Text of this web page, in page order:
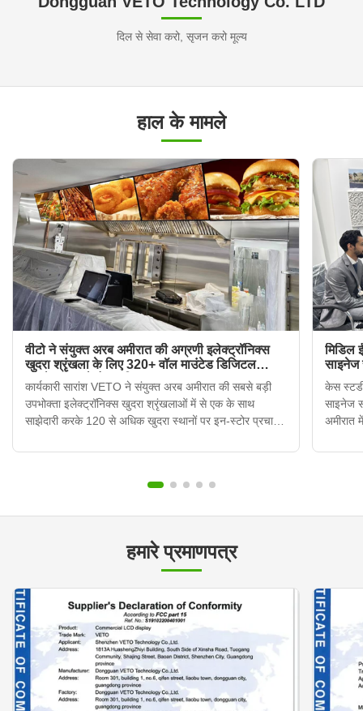
दिल से सेवा करो, सृजन करो मूल्य
हाल के मामले
वीटो ने संयुक्त अरब अमीरात की अग्रणी इलेक्ट्रॉनिक्स
खुदरा श्रृंखला के लिए 320+ वॉल माउंटेड डिजिटल
साइनेज डिस्प्ले तैनात किए
कार्यकारी सारांश VETO ने संयुक्त अरब अमीरात की सबसे बड़ी
उपभोक्ता इलेक्ट्रॉनिक्स खुदरा श्रृंखलाओं में से एक के साथ
साझेदारी करके 120 से अधिक खुदरा स्थानों पर इन-स्टोर प्रचार
प्रणाली के साथ एकीकृत 320 से अधिक दीवार-माउंटेड डिजिटल
मिडिल
साइनेज
केस
साइनेज
अमीरात
मुद्रित
हमारे प्रमाणपत्र